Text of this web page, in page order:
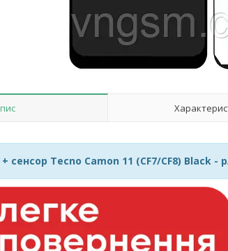
Tecno Camon 11 (CF7/CF8) Black -